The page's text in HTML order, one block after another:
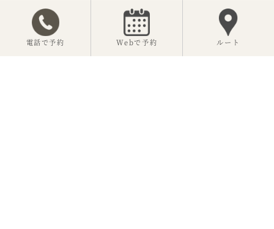
【公式】神楽坂 坂の花
電話で予約 Webで予約 ルート